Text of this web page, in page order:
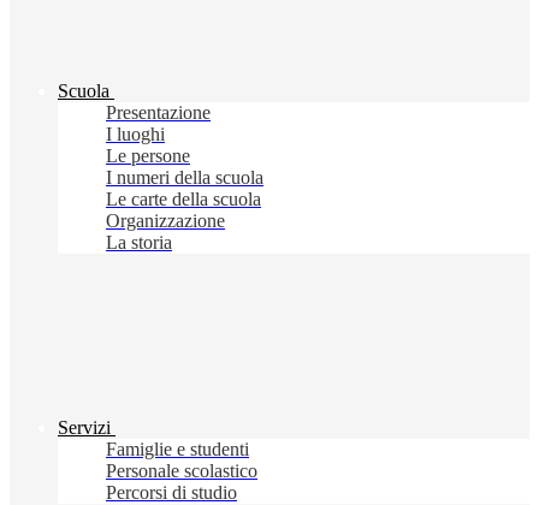
Scuola
Presentazione
I luoghi
Le persone
I numeri della scuola
Le carte della scuola
Organizzazione
La storia
Servizi
Famiglie e studenti
Personale scolastico
Percorsi di studio